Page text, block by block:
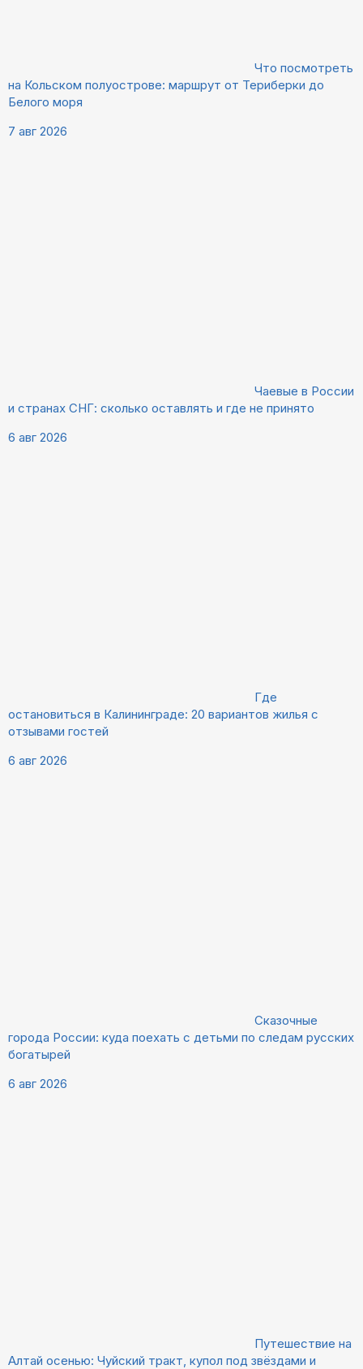
Что посмотреть
на Кольском полуострове: маршрут от Териберки до
Белого моря
7 авг 2026
Чаевые в России
и странах СНГ: сколько оставлять и где не принято
6 авг 2026
Где
остановиться в Калининграде: 20 вариантов жилья с
отзывами гостей
6 авг 2026
Сказочные
города России: куда поехать с детьми по следам русских
богатырей
6 авг 2026
Путешествие на
Алтай осенью: Чуйский тракт, купол под звёздами и